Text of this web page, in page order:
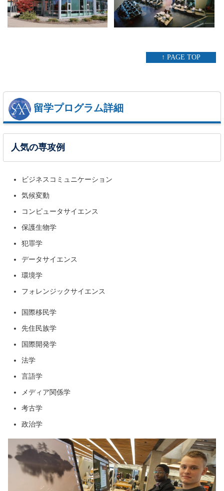
↑ PAGE TOP
留学プログラム詳細
人気の専攻例
ビジネスコミュニケーション
気候変動
コンピュータサイエンス
保護生物学
犯罪学
データサイエンス
環境学
フォレンジックサイエンス
国際移民学
先住民族学
国際開発学
法学
言語学
メディア関係学
考古学
政治学